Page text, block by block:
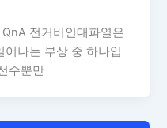
전거비인대파열은
어나는 부상 중 하나입
수뿐만